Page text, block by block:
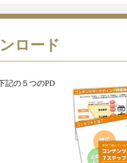
ロード
記の５つのPD